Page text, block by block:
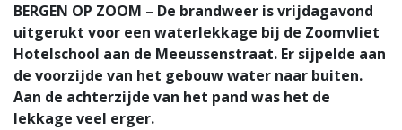
BERGEN OP ZOOM – De brandweer is vrijdagavond
uitgerukt voor een waterlekkage bij de Zoomvliet
Hotelschool aan de Meeussenstraat. Er sijpelde aan
de voorzijde van het gebouw water naar buiten.
Aan de achterzijde van het pand was het de
lekkage veel erger.